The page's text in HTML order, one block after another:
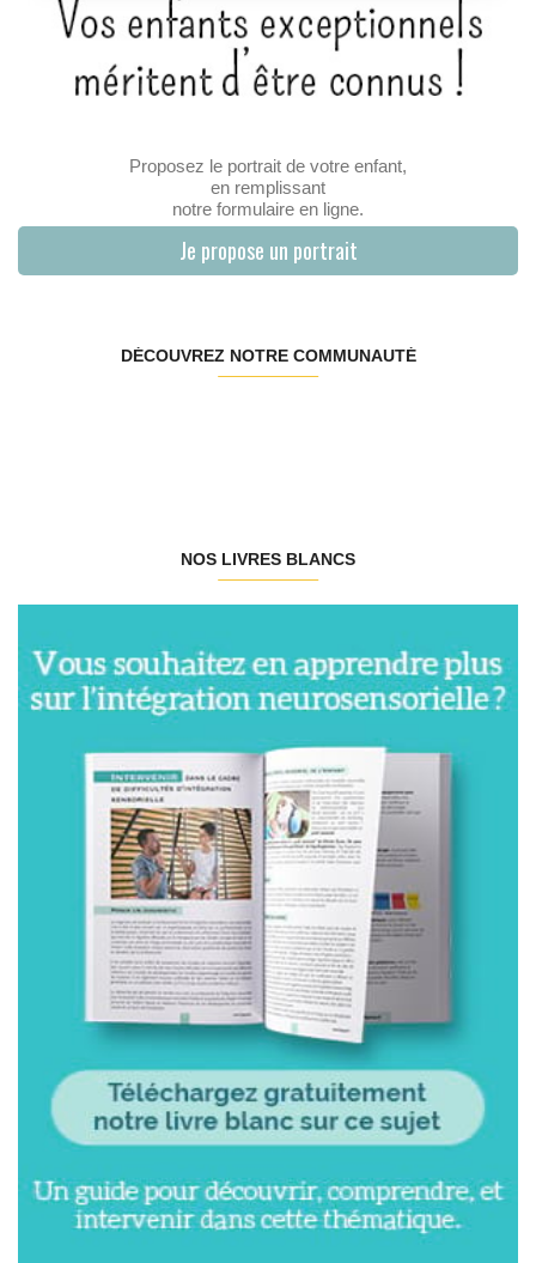
Proposez le portrait de votre enfant,
en remplissant
notre formulaire en ligne.
Je propose un portrait
DÉCOUVREZ NOTRE COMMUNAUTÉ
NOS LIVRES BLANCS